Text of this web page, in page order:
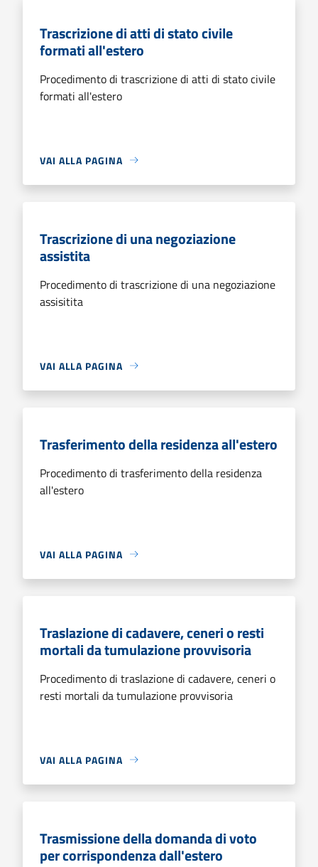
Trascrizione di atti di stato civile
formati all'estero
Procedimento di trascrizione di atti di stato civile
formati all'estero
VAI ALLA PAGINA
Trascrizione di una negoziazione
assistita
Procedimento di trascrizione di una negoziazione
assisitita
VAI ALLA PAGINA
Trasferimento della residenza all'estero
Procedimento di trasferimento della residenza
all'estero
VAI ALLA PAGINA
Traslazione di cadavere, ceneri o resti
mortali da tumulazione provvisoria
Procedimento di traslazione di cadavere, ceneri o
resti mortali da tumulazione provvisoria
VAI ALLA PAGINA
Trasmissione della domanda di voto
per corrispondenza dall'estero